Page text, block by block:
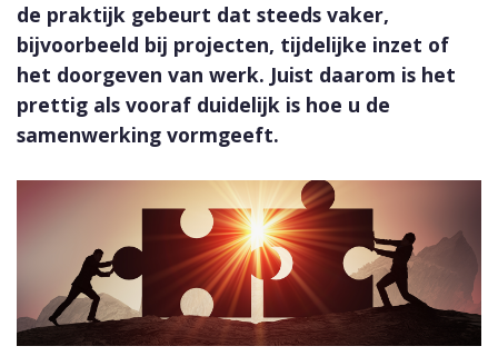
de praktijk gebeurt dat steeds vaker,
bijvoorbeeld bij projecten, tijdelijke inzet of
het doorgeven van werk. Juist daarom is het
prettig als vooraf duidelijk is hoe u de
samenwerking vormgeeft.